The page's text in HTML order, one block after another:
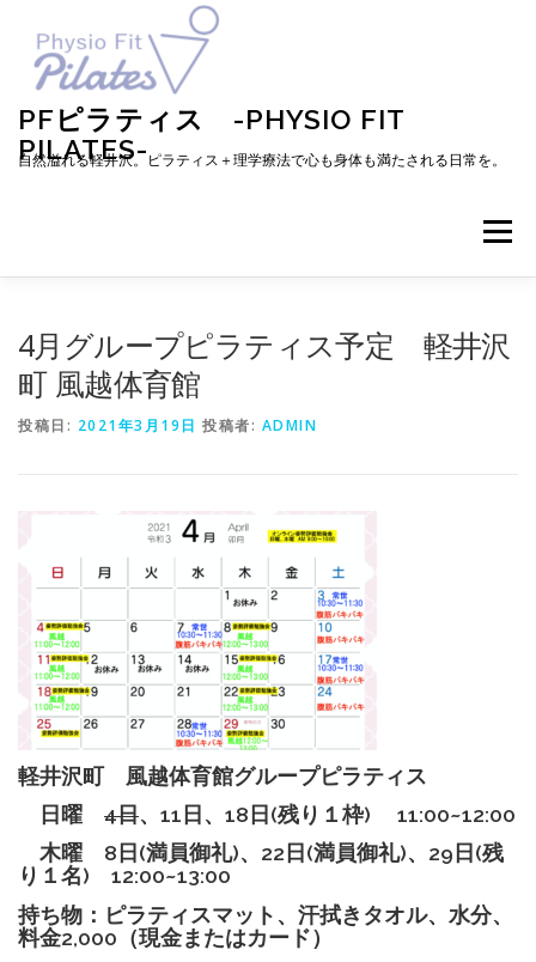
PFピラティス -PHYSIO FIT
PILATES-
自然溢れる軽井沢。ピラティス＋理学療法で心も身体も満たされる日常を。
メニュー
4月グループピラティス予定 軽井沢
町 風越体育館
投稿日: 2021年3月19日 投稿者: ADMIN
軽井沢町 風越体育館グループピラティス
日曜 4日、11日、18日(残り１枠) 11:00~12:00
木曜 8 日(満員御礼)、22日(満員御礼)、 29 日(残
り１名)
12:00~13:00
持ち物：ピラティスマット、汗拭きタオル、水分、
料金2,000（現金またはカード）